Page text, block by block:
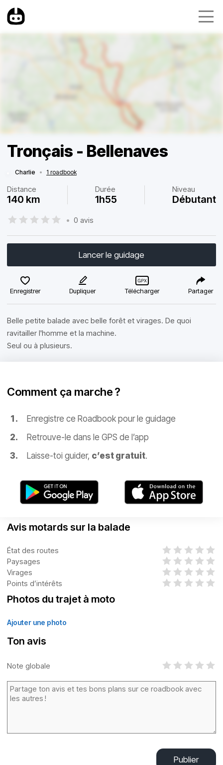
Tronçais - Bellenaves
Charlie • 1 roadbook
Distance
140 km
Durée
1h55
Niveau
Débutant
• 0 avis
Lancer le guidage
Enregistrer Dupliquer Télécharger Partager
Belle petite balade avec belle forêt et virages. De quoi
ravitailler l'homme et la machine.
Seul ou à plusieurs.
Comment ça marche ?
Enregistre ce Roadbook pour le guidage
Retrouve-le dans le GPS de l’app
Laisse-toi guider, c’est gratuit.
Avis motards sur la balade
État des routes
Paysages
Virages
Points d’intérêts
Photos du trajet à moto
Ajouter une photo
Ton avis
Note globale
Publier